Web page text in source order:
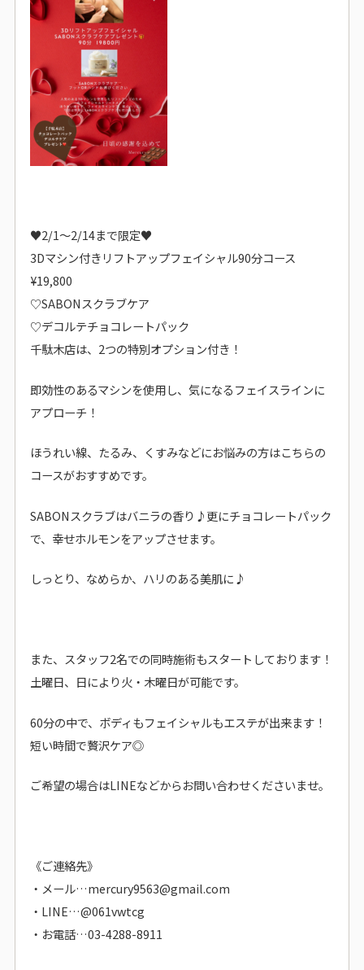
♥2/1〜2/14まで限定♥
3Dマシン付きリフトアップフェイシャル90分コース
¥19,800
♡SABONスクラブケア
♡デコルテチョコレートパック
千駄木店は、2つの特別オプション付き！
即効性のあるマシンを使用し、気になるフェイスラインに
アプローチ！
ほうれい線、たるみ、くすみなどにお悩みの方はこちらの
コースがおすすめです。
SABONスクラブはバニラの香り♪更にチョコレートパック
で、幸せホルモンをアップさせます。
しっとり、なめらか、ハリのある美肌に♪
また、スタッフ2名での同時施術もスタートしております！
土曜日、日により火・木曜日が可能です。
60分の中で、ボディもフェイシャルもエステが出来ます！
短い時間で贅沢ケア◎
ご希望の場合はLINEなどからお問い合わせくださいませ。
《ご連絡先》
・メール…mercury9563@gmail.com
・LINE…@061vwtcg
・お電話…03-4288-8911